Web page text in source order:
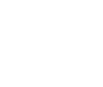
intelligentes et